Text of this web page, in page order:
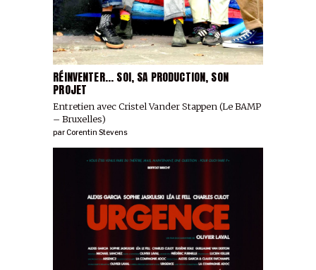
RÉINVENTER... SOI, SA PRODUCTION, SON
PROJET
Entretien avec Cristel Vander Stappen (Le BAMP
– Bruxelles)
parCorentin Stevens